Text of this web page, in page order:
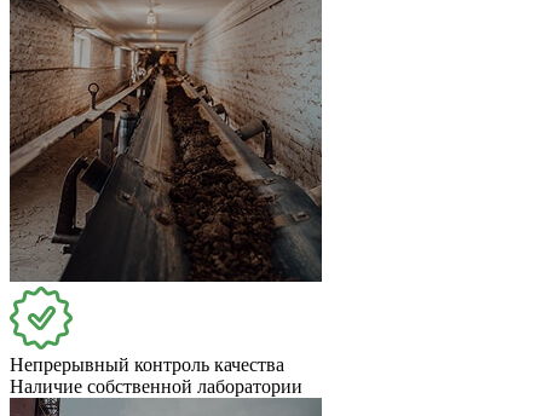
Непрерывный контроль качества
Наличие собственной лаборатории